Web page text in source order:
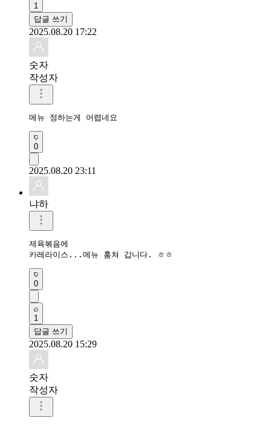
1
답글 쓰기
2025.08.20 17:22
숫자
작성자
메뉴 정하는게 어렵네요
0
2025.08.20 23:11
냐하
제육볶음에
카레라이스...메뉴 훔쳐 갑니다. ㅎㅎ
0
1
답글 쓰기
2025.08.20 15:29
숫자
작성자